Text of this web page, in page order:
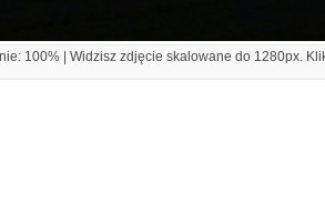
100% | Widzisz zdjęcie skalowane do 1280px.